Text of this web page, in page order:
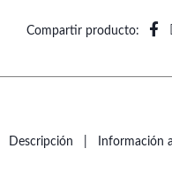
Compartir producto
Descripción Información